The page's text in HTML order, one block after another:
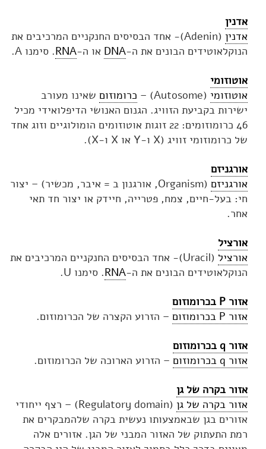
אדנין
אדנין
(Adenin)- אחד הבסיסים החנקניים המרכיבים את
הנוקלאוטידים הבונים את ה-DNA או ה-RNA. סימנו A.
אוטוזומי
אוטוזומי (Autosome) – כרומוזום שאינו מעורב
ישירות בקביעת הזוויג. הגנום האנושי הדיפלואידי מכיל
46 כרומוזומים: 22 זוגות אוטוזומים הומולוגיים וזוג אחד
של כרומוזומי זוויג (X ו-Y או X ו-X).
אורגניזם
אורגניזם
(Organism, אורגנון ב = איבר, מכשיר) – יצור
חי: בעל-חיים, צמח, פטרייה, חיידק או יצור חד תאי
אחר.
אורציל
אורציל
(Uracil)- אחד הבסיסים החנקניים המרכיבים את
הנוקלאוטידים הבונים את ה-RNA. סימנו U.
אזור P בכרומוזום
אזור P בכרומוזום
– הזרוע הקצרה של הכרומוזום.
אזור q בכרומוזום
אזור q בכרומוזום
– הזרוע הארוכה של הכרומוזום.
אזור בקרה של גן
אזור בקרה של גן
(Regulatory domain) – רצף ייחודי
אזורים בגן שבאמצעותו נעשית בקרה שלהמבקרים את
רמת התעתוק של האזור המבני של הגן. אזורים אלה